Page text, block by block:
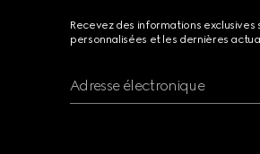
Recevez des informations
personnalisées et les dernières
Adresse électronique